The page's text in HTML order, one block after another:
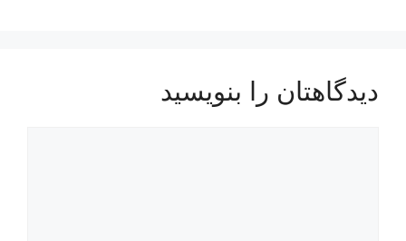
دیدگاهتان را بنویسید